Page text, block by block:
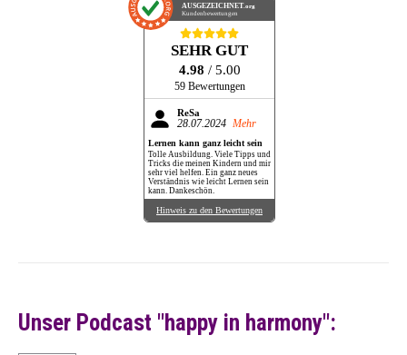
AUSGEZEICHNET.org
Kundenbewertungen
SEHR GUT
4.98 / 5.00
59 Bewertungen
ReSa
28.07.2024 Mehr
Lernen kann ganz leicht sein
Tolle Ausbildung. Viele Tipps und
Tricks die meinen Kindern und mir
sehr viel helfen. Ein ganz neues
Verständnis wie leicht Lernen sein
kann. Dankeschön.
Hinweis zu den Bewertungen
Unser Podcast "happy in harmony":